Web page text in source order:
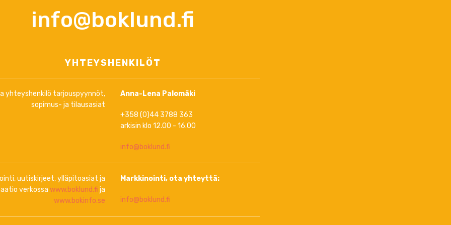
info@boklund.fi
YHTEYSHENKILÖT
yhteyshenkilö tarjouspyynnöt,
sopimus- ja tilausasiat
Anna-Lena Palomäki
+358 (0)44 3788 363
arkisin klo 12.00 - 16.00
info@boklund.fi
uutiskirjeet, ylläpitoasiat ja
verkossa www.boklund.fi ja
www.bokinfo.se
Markkinointi, ota yhteyttä:
info@boklund.fi